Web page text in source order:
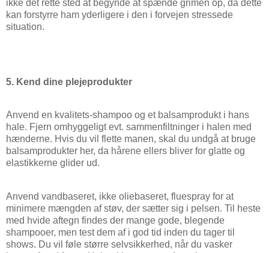
ikke det rette sted at begynde at spænde grimen op, da dette
kan forstyrre ham yderligere i den i forvejen stressede
situation.
5. Kend dine plejeprodukter
Anvend en kvalitets-shampoo og et balsamprodukt i hans
hale. Fjern omhyggeligt evt. sammenfiltninger i halen med
hænderne. Hvis du vil flette manen, skal du undgå at bruge
balsamprodukter her, da hårene ellers bliver for glatte og
elastikkerne glider ud.
Anvend vandbaseret, ikke oliebaseret, fluespray for at
minimere mængden af støv, der sætter sig i pelsen. Til heste
med hvide aftegn findes der mange gode, blegende
shampooer, men test dem af i god tid inden du tager til
shows. Du vil føle større selvsikkerhed, når du vasker